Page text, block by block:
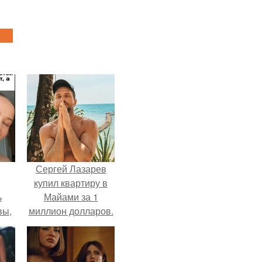
Сергей Лазарев
купил квартиру в
Майами за 1
миллион долларов.